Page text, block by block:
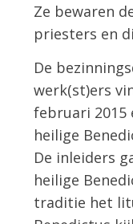
Ze bewaren
priesters en
De
werk(st)ers
februari 2015
heilige
De inleiders
heilige
traditie het